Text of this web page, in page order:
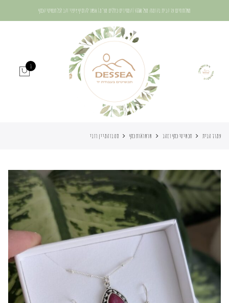
משלוח חינם עד הבית בהזמנה מעל 400₪ | המחירים כוללים מע"מ | אפשר להוסיף ציפוי זהב לכל תכשיטי הכסף
0
עמוד הבית תכשיטי כסף וזהב שרשראות כסף סט בוהמיין רובי